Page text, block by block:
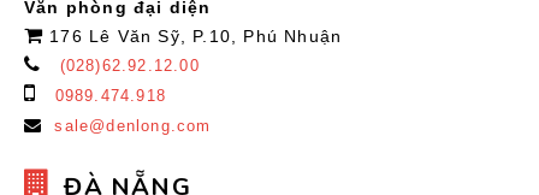
Văn phòng đại diện
176 Lê Văn Sỹ, P.10, Phú Nhuận
(028)62.92.12.00
0989.474.918
sale@denlong.com
ĐÀ NẴNG